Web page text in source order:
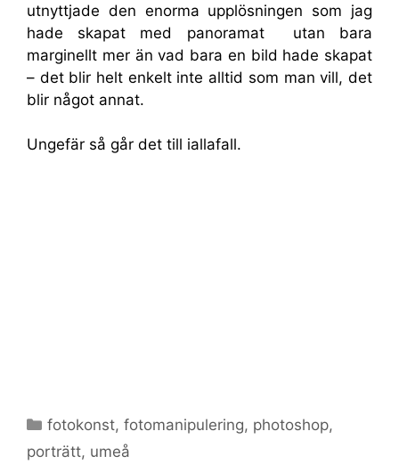
utnyttjade den enorma upplösningen som jag
hade skapat med panoramat utan bara
marginellt mer än vad bara en bild hade skapat
– det blir helt enkelt inte alltid som man vill, det
blir något annat.
Ungefär så går det till iallafall.
Kategorier
fotokonst,fotomanipulering, photoshop,
porträtt, umeå